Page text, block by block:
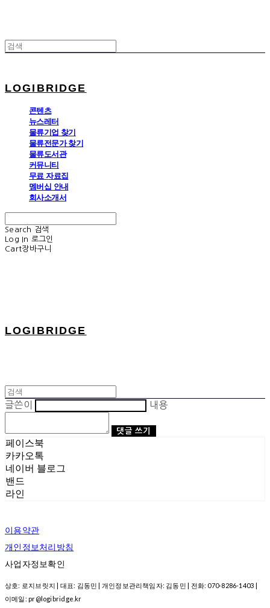
LOGIBRIDGE
콘텐츠
뉴스레터
물류기업 찾기
물류전문가 찾기
물류도서관
커뮤니티
무료 자료집
멤버십 안내
회사소개서
Search
검색
Log In 로그인
Cart장바구니
LOGIBRIDGE
글쓴이 내용
댓글 쓰기
페이스북
카카오톡
네이버 블로그
밴드
라인
이용약관
개인정보처리방침
사업자정보확인
상호: 로지브릿지 | 대표: 김동민 | 개인정보관리책임자: 김동민 | 전화: 070-8286-1403 |
이메일: pr@logibridge.kr